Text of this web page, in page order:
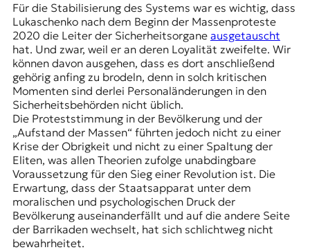
Für die Stabilisierung des Systems war es wichtig, dass
Lukaschenko nach dem Beginn der Massenproteste
2020 die Leiter der Sicherheitsorgane ausgetauscht
hat. Und zwar, weil er an deren Loyalität zweifelte. Wir
können davon ausgehen, dass es dort anschließend
gehörig anfing zu brodeln, denn in solch kritischen
Momenten sind derlei Personaländerungen in den
Sicherheitsbehörden nicht üblich.
Die Proteststimmung in der Bevölkerung und der
„Aufstand der Massen“ führten jedoch nicht zu einer
Krise der Obrigkeit und nicht zu einer Spaltung der
Eliten, was allen Theorien zufolge unabdingbare
Voraussetzung für den Sieg einer Revolution ist. Die
Erwartung, dass der Staatsapparat unter dem
moralischen und psychologischen Druck der
Bevölkerung auseinanderfällt und auf die andere Seite
der Barrikaden wechselt, hat sich schlichtweg nicht
bewahrheitet.